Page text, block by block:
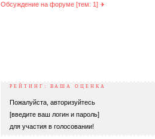
Обсуждение на форуме [тем: 1]
РЕЙТИНГ: ВАША ОЦЕНКА
Пожалуйста, авторизуйтесь
[введите ваш логин и пароль]
для участия в голосовании!